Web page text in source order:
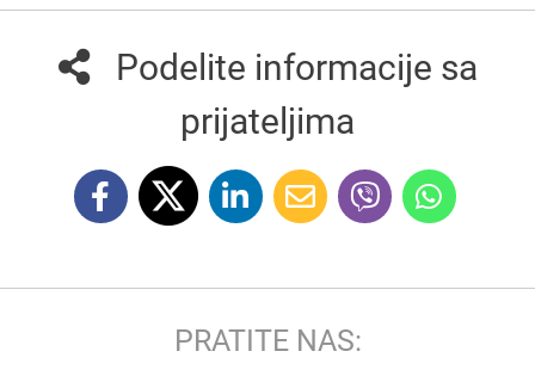
Podelite informacije sa
prijateljima
PRATITE NAS: